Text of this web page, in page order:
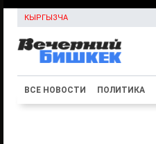
КЫРГЫЗЧА
ВСЕ НОВОСТИ ПОЛИТИКА